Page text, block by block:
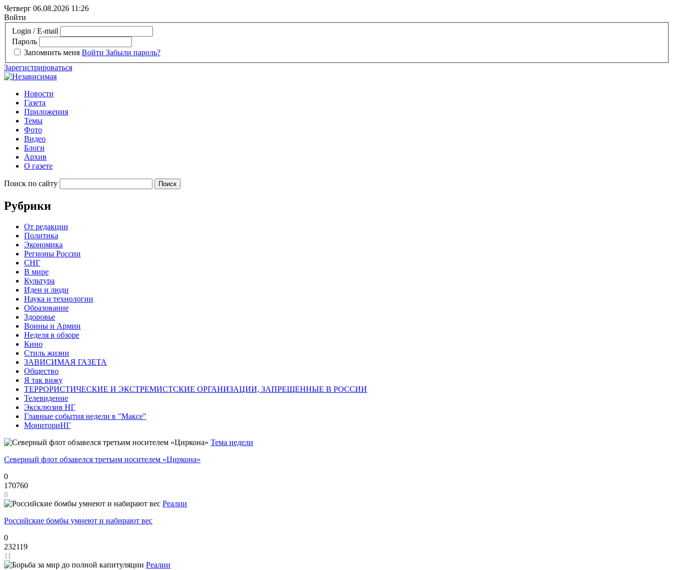
Четверг 06.08.2026 11:26
Войти
Login / E-mail
Пароль
Запомнить меня Войти Забыли пароль?
Зарегистрироваться
Новости
Газета
Приложения
Темы
Фото
Видео
Блоги
Архив
О газете
Поиск по сайту
Рубрики
От редакции
Политика
Экономика
Регионы России
СНГ
В мире
Культура
Идеи и люди
Наука и технологии
Образование
Здоровье
Воины и Армии
Неделя в обзоре
Кино
Стиль жизни
ЗАВИСИМАЯ ГАЗЕТА
Общество
Я так вижу
ТЕРРОРИСТИЧЕСКИЕ И ЭКСТРЕМИСТСКИЕ ОРГАНИЗАЦИИ, ЗАПРЕЩЕННЫЕ В РОССИИ
Телевидение
Эксклюзив НГ
Главные события недели в "Максе"
МониториНГ
Тема недели
Северный флот обзавелся третьим носителем «Циркона»
0
170760
8
Реалии
Российские бомбы умнеют и набирают вес
0
232119
11
Реалии